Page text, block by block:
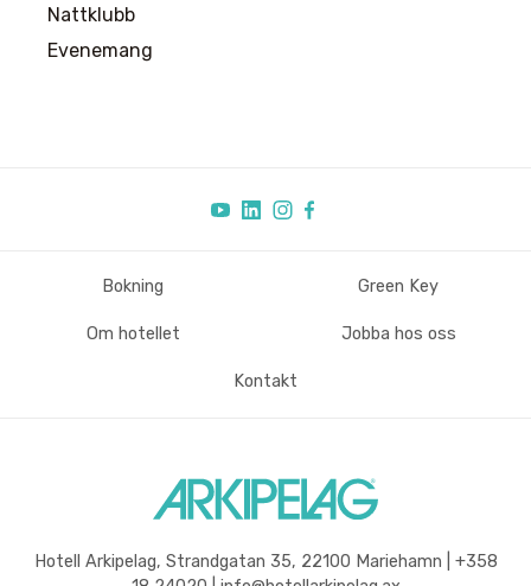
Nattklubb
Evenemang
Bokning Green Key
Om hotellet Jobba hos oss
Kontakt
Hotell Arkipelag, Strandgatan 35, 22100 Mariehamn | +358